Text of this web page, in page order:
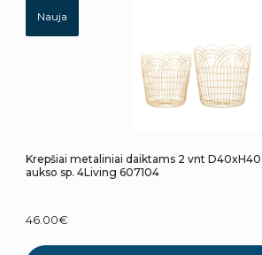
Nauja
Krepšiai metaliniai daiktams 2 vnt
aukso sp. 4Living 607104
46.00€